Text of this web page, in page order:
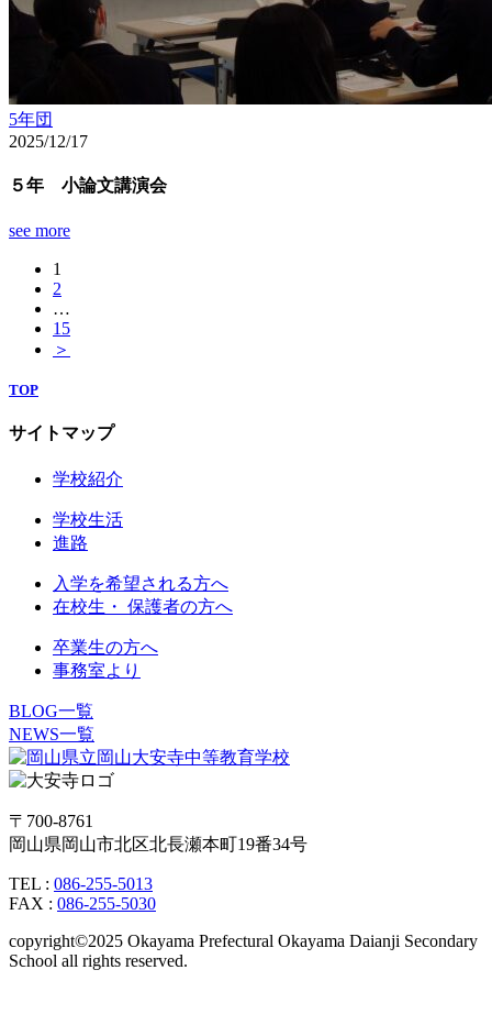
5年団
2025/12/17
５年 小論文講演会
see more
1
2
…
15
＞
TOP
サイトマップ
学校紹介
学校生活
進路
入学を希望される方へ
在校生・ 保護者の方へ
卒業生の方へ
事務室より
BLOG一覧
NEWS一覧
〒700-8761
岡山県岡山市北区北長瀬本町19番34号
TEL : 086-255-5013
FAX : 086-255-5030
copyright©2025 Okayama Prefectural Okayama Daianji Secondary
School all rights reserved.